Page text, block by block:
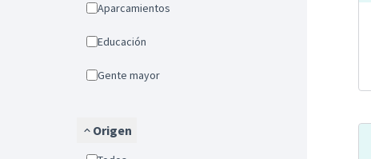
Aparcamientos
Educación
Gente mayor
Origen